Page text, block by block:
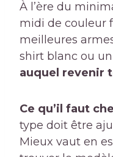
À l’ère du
midi de couleur
meilleures
shirt blanc ou
auquel revenir
Ce qu’il faut
type doit être
Mieux vaut en